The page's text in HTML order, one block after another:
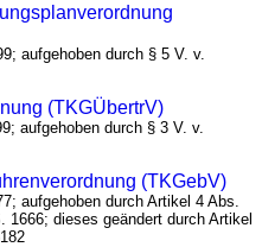
aufgehoben durch § 5 V. v.
(TKGÜbertrV)
aufgehoben durch § 3 V. v.
(TKGebV)
aufgehoben durch Artikel 4 Abs.
1666; dieses geändert durch Artikel